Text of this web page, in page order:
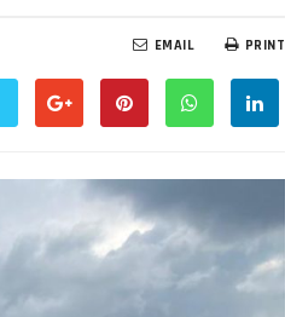
PRINT
EMAIL